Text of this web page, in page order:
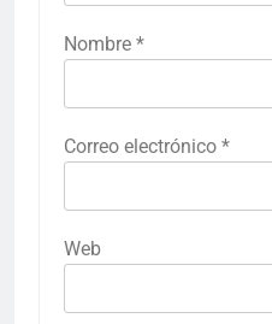
Nombre *
Correo electrónico *
Web